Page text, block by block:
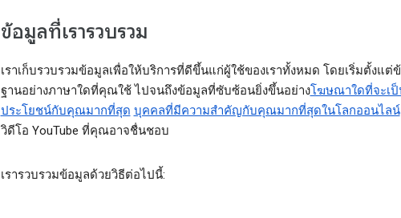
ข้อมูลที่เรารวบรวม
เราเก็บรวบรวมข้อมูลเพื่อให้บริการที่ดีขึ้นแก่ผู้ใช้ของเราทั้งหมด โดยเริ่มตั้งแต่
ฐานอย่างภาษาใดที่คุณใช้ ไปจนถึงข้อมูลที่ซับซ้อนยิ่งขึ้นอย่างโฆษณาใดที่จะเ
ประโยชน์กับคุณมากที่สุด บุคคลที่มีความสำคัญกับคุณมากที่สุดในโลกออนไลน์
วิดีโอ YouTube ที่คุณอาจชื่นชอบ
เรารวบรวมข้อมูลด้วยวิธีต่อไปนี้: